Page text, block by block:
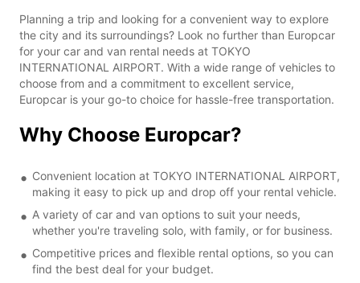
Planning a trip and looking for a convenient way to explore
the city and its surroundings? Look no further than Europcar
for your car and van rental needs at TOKYO
INTERNATIONAL AIRPORT. With a wide range of vehicles to
choose from and a commitment to excellent service,
Europcar is your go-to choice for hassle-free transportation.
Why Choose Europcar?
Convenient location at TOKYO INTERNATIONAL AIRPORT,
making it easy to pick up and drop off your rental vehicle.
A variety of car and van options to suit your needs,
whether you're traveling solo, with family, or for business.
Competitive prices and flexible rental options, so you can
find the best deal for your budget.